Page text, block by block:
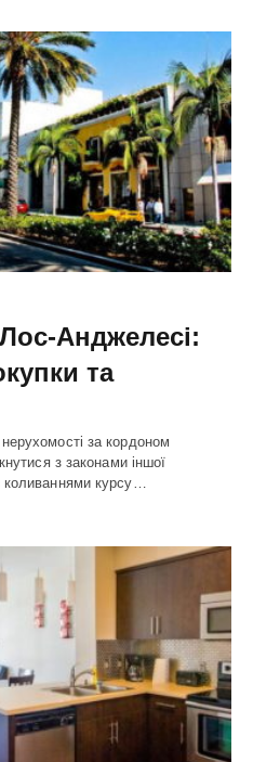
Анджелесі:
та
за кордоном
з законами іншої
курсу…